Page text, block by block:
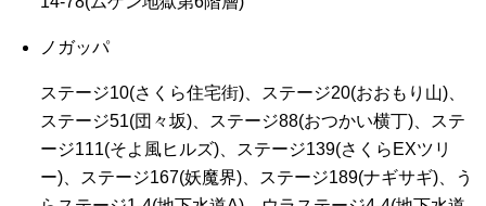
ノガッパ
ステージ10(さくら住宅街)、ステージ20(おおもり山)、
ステージ51(団々坂)、ステージ88(おつかい横丁)、ステ
ージ111(そよ風ヒルズ)、ステージ139(さくらEXツリ
ー)、ステージ167(妖魔界)、ステージ189(ナギサギ)、う